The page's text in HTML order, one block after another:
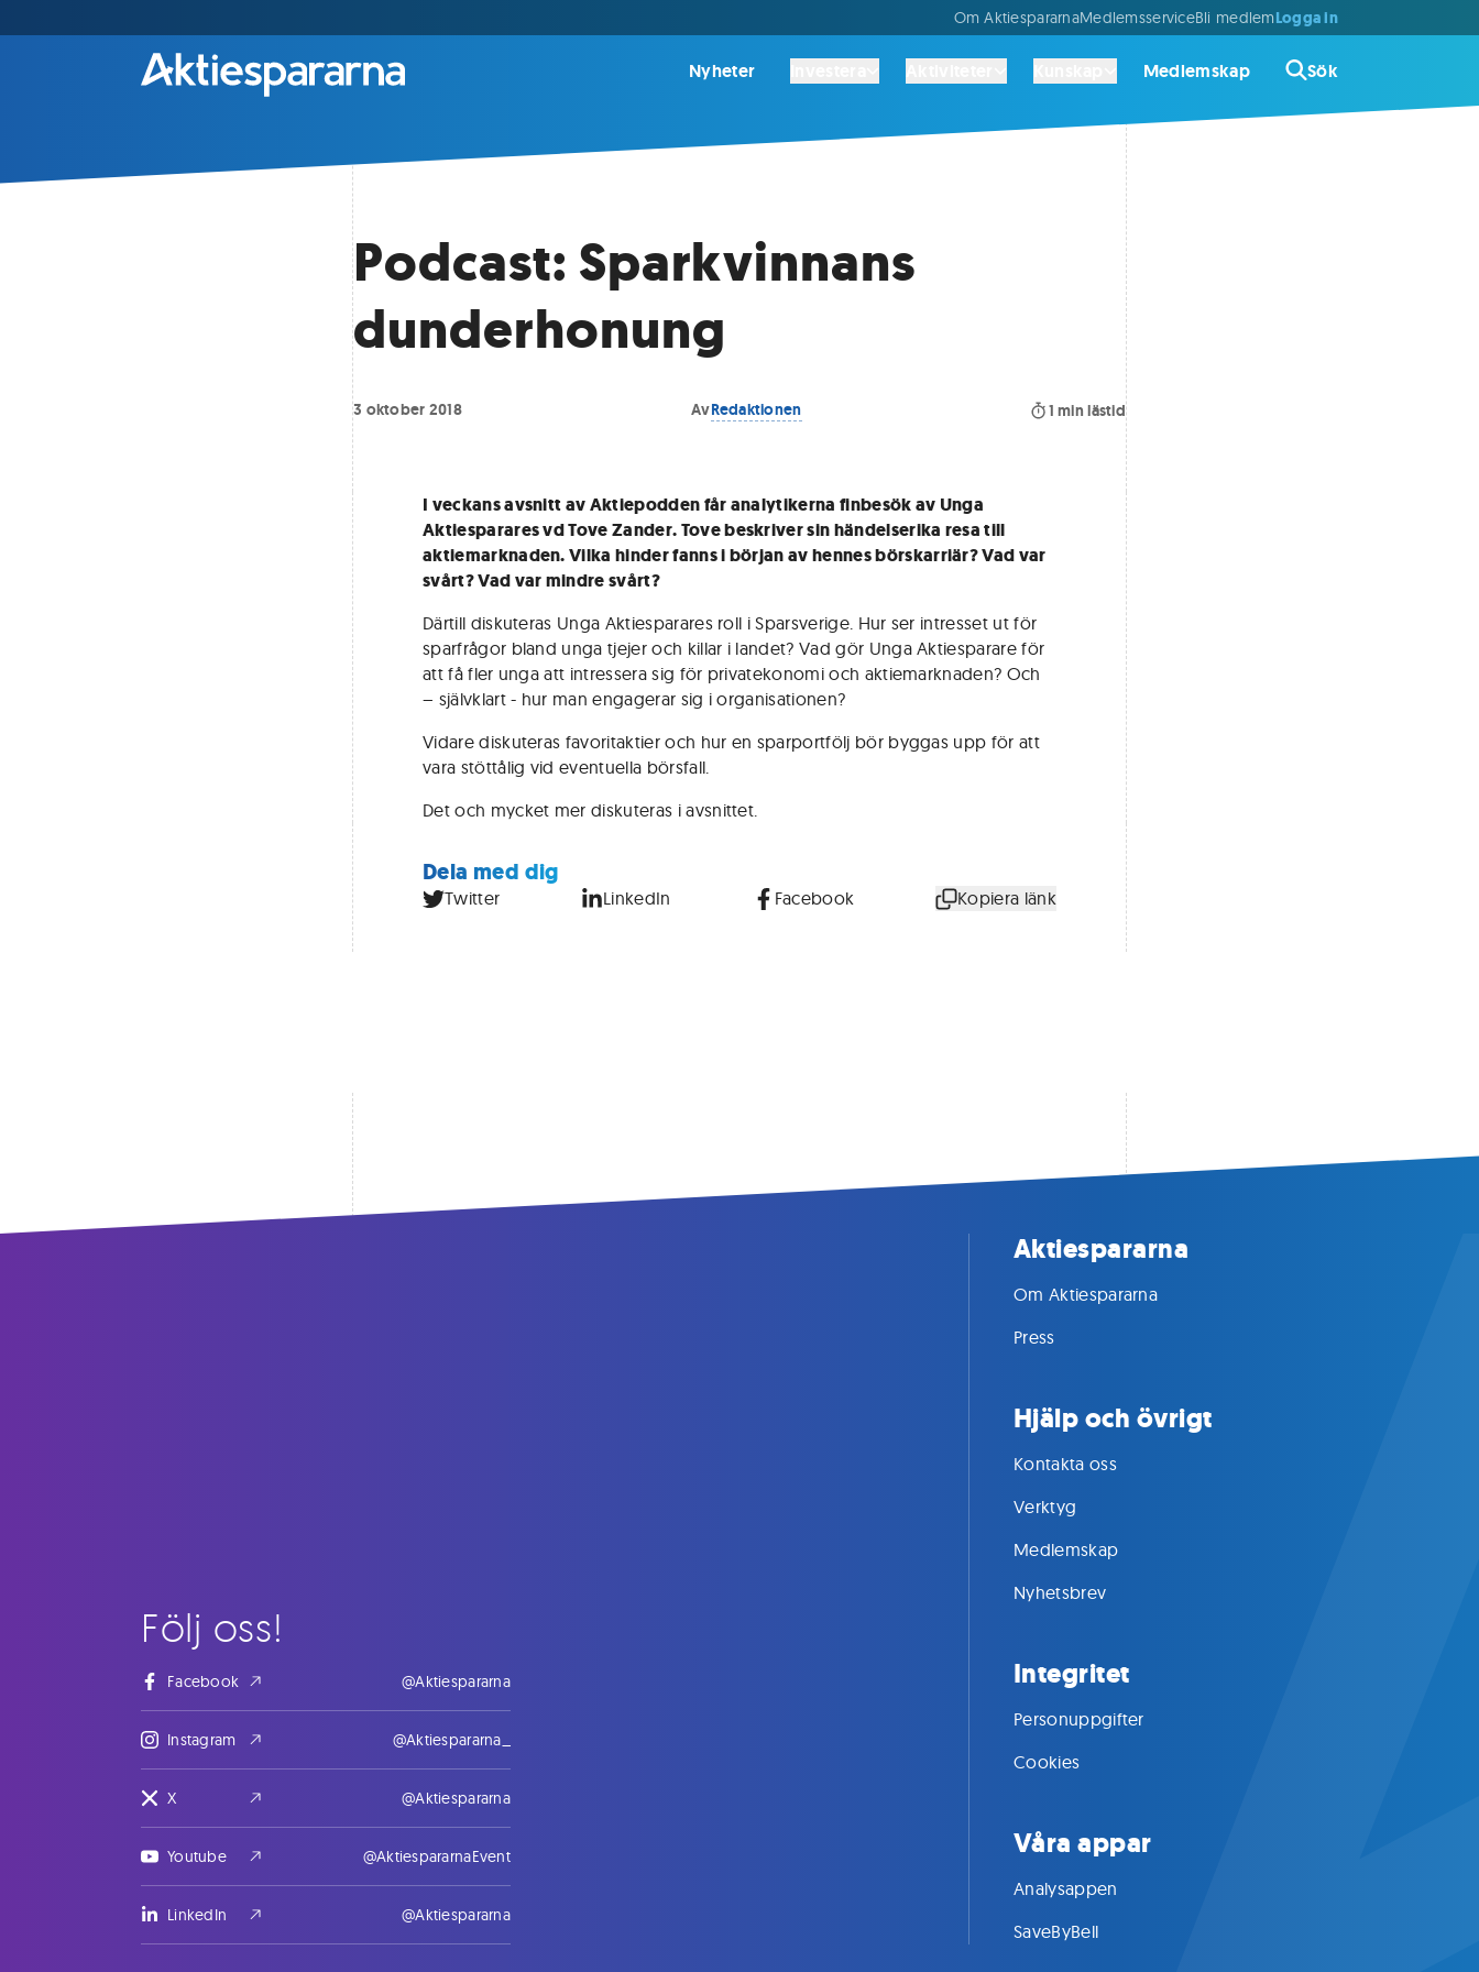
Om AktiespararnaMedlemsserviceBli medlemLogga in
Nyheter Medlemskap Sök
Podcast: Sparkvinnans
dunderhonung
3 oktober 2018 AvRedaktionen 1 min lästid
I veckans avsnitt av Aktiepodden får analytikerna finbesök av Unga
Aktiesparares vd Tove Zander. Tove beskriver sin händelserika resa till
aktiemarknaden. Vilka hinder fanns i början av hennes börskarriär? Vad var
svårt? Vad var mindre svårt?
Därtill diskuteras Unga Aktiesparares roll i Sparsverige. Hur ser intresset ut för
sparfrågor bland unga tjejer och killar i landet? Vad gör Unga Aktiesparare för
att få fler unga att intressera sig för privatekonomi och aktiemarknaden? Och
– självklart - hur man engagerar sig i organisationen?
Vidare diskuteras favoritaktier och hur en sparportfölj bör byggas upp för att
vara stöttålig vid eventuella börsfall.
Det och mycket mer diskuteras i avsnittet.
Dela med dig
Twitter LinkedIn Facebook Kopiera länk
Följ oss!
Facebook @Aktiespararna
Instagram @Aktiespararna_
X @Aktiespararna
Youtube @AktiespararnaEvent
LinkedIn @Aktiespararna
Aktiespararna
Om Aktiespararna
Press
Hjälp och övrigt
Kontakta oss
Verktyg
Medlemskap
Nyhetsbrev
Integritet
Personuppgifter
Cookies
Våra appar
Analysappen
SaveByBell